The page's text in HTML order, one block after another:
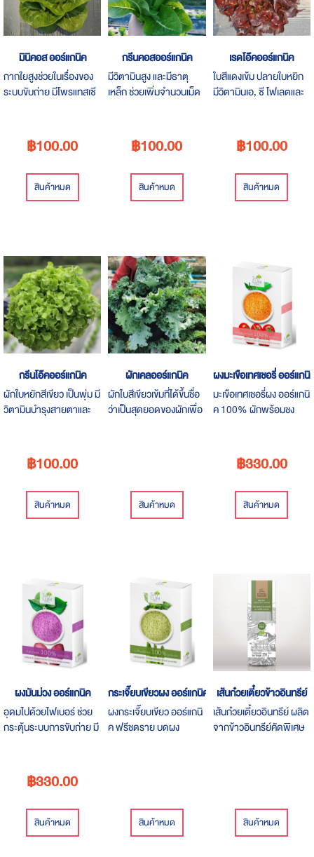
มินิคอส ออร์แกนิค
กากใยสูงช่วยในเรื่องของ
ระบบขับถ่าย มีโพรแทสเซี
ช่วยลดความเสื่อมของจอ
ประสาทตาในผู้สูงอายุ
฿100.00
สินค้าหมด
กรีนคอสออร์แกนิค
มีวิตามินสูง และมีธาตุ
เหล็ก ช่วยเพิ่มจำนวนเม็ด
เหมาะสำหรับคนเป็นโรค
เบาหวาน฿100.00
สินค้าหมด
เรดโอ๊คออร์แกนิค
ใบสีแดงเข้ม ปลายใบหยิก
มีวิตามินเอ, ซี โฟเลตและ
อย่างมีระบบขึ้น ไม่มีรส
ไม่มีกลิ่น฿100.00
สินค้าหมด
กรีนโอ๊คออร์แกนิค
ผักใบหยักสีเขียว เป็นพุ่ม มี
วิตามินบำรุงสายตาและ
กรอบ เป็นพุ่ม แคลอรีน้อย
฿100.00
สินค้าหมด
ผักเคลออร์แกนิค
ผักใบสีเขียวเข้มที่ได้ขึ้นชื่อ
ว่าเป็นสุดยอดของผักเพื่อ
ลดน้ำหนัก**ผักสดจะส่ง
ผ่านขนส่ง Inter Express
เท่านั้นเนื่องจากจัดส่งแบบ
สินค้าหมด
ผงมะเขือเทศเชอรี่ ออร์แกนิ
มะเขือเทศเชอรี่ผง ออร์แกนิ
ค 100% ผักพร้อมชง
฿330.00
สินค้าหมด
ผงมันม่วง ออร์แกนิค
อุดมไปด้วยไฟเบอร์ ช่วย
กระตุ้นระบบการขับถ่าย มี
อยู่ท้องได้นาน
฿330.00
สินค้าหมด
กระเจี๊ยบเขียวผง ออร์แกนิค
ผงกระเจี๊ยบเขียว ออร์แกนิ
ค ฟรีชดราย บดผง
สินค้าหมด
เส้นก๋วยเตี๋ยวข้าวอินทรีย์
เส้นก๋วยเตี๋ยวอินทรีย์ ผลิต
จากข้าวอินทรีย์คัดพิเศษ
สินค้าหมด